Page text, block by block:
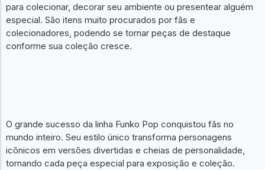
para colecionar, decorar seu ambiente ou presentear alguém
especial. São itens muito procurados por fãs e
colecionadores, podendo se tornar peças de destaque
conforme sua coleção cresce.
O grande sucesso da linha Funko Pop conquistou fãs no
mundo inteiro. Seu estilo único transforma personagens
icônicos em versões divertidas e cheias de personalidade,
tornando cada peça especial para exposição e coleção.